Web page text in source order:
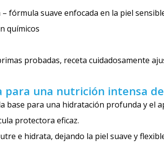
fórmula suave enfocada en la piel
químicos
probadas, receta cuidadosamente
para una nutrición intensa
base para una hidratación profunda y el
protectora eficaz.
e hidrata, dejando la piel suave y